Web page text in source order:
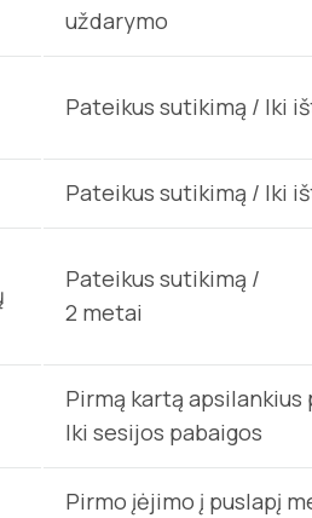
uždarymo
Pateikus sutikimą / Iki
Pateikus sutikimą / Iki
Pateikus sutikimą /
2 metai
Pirmą kartą apsilankius
Iki sesijos pabaigos
Pirmo įėjimo į puslapį